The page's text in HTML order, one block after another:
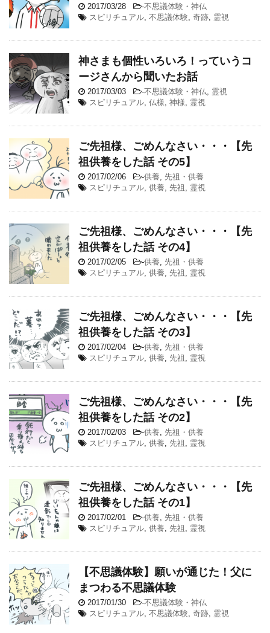
2017/03/28 -不思議体験・神仏
スピリチュアル, 不思議体験, 奇跡, 霊視
神さまも個性いろいろ！っていうコ
ージさんから聞いたお話
2017/03/03 -不思議体験・神仏, 霊視
スピリチュアル, 仏様, 神様, 霊視
ご先祖様、ごめんなさい・・・【先
祖供養をした話 その5】
2017/02/06 -供養, 先祖・供養
スピリチュアル, 供養, 先祖 , 霊視
ご先祖様、ごめんなさい・・・【先
祖供養をした話 その4】
2017/02/05 -供養, 先祖・供養
スピリチュアル, 供養, 先祖 , 霊視
ご先祖様、ごめんなさい・・・【先
祖供養をした話 その3】
2017/02/04 -供養, 先祖・供養
スピリチュアル, 供養, 先祖 , 霊視
ご先祖様、ごめんなさい・・・【先
祖供養をした話 その2】
2017/02/03 -供養, 先祖・供養
スピリチュアル, 供養, 先祖 , 霊視
ご先祖様、ごめんなさい・・・【先
祖供養をした話 その1】
2017/02/01 -供養, 先祖・供養
スピリチュアル, 供養, 先祖 , 霊視
【不思議体験】願いが通じた！父に
まつわる不思議体験
2017/01/30 -不思議体験・神仏
スピリチュアル, 不思議体験, 奇跡, 霊視